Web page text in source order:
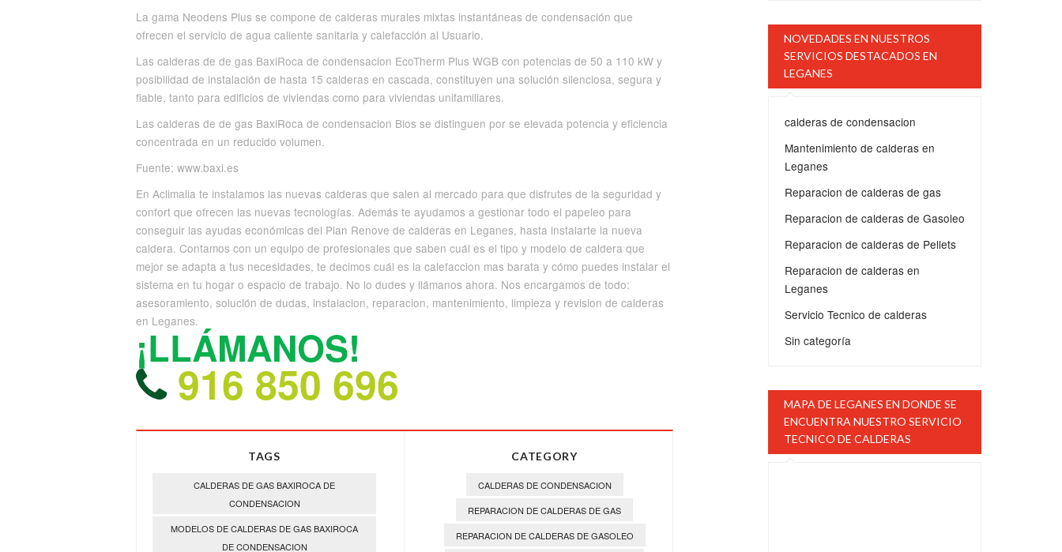
La gama Neodens Plus se compone de calderas murales mixtas instantáneas de condensación que
ofrecen el servicio de agua caliente sanitaria y calefacción al Usuario.
Las calderas de de gas BaxiRoca de condensacion EcoTherm Plus WGB con potencias de 50 a 110 kW y
posibilidad de instalación de hasta 15 calderas en cascada, constituyen una solución silenciosa, segura y
fiable, tanto para edificios de viviendas como para viviendas unifamiliares.
Las calderas de de gas BaxiRoca de condensacion Bios se distinguen por se elevada potencia y eficiencia
concentrada en un reducido volumen.
Fuente: www.baxi.es
En Aclimalia te instalamos las nuevas calderas que salen al mercado para que disfrutes de la seguridad y
confort que ofrecen las nuevas tecnologías. Además te ayudamos a gestionar todo el papeleo para
conseguir las ayudas económicas del Plan Renove de calderas en Leganes, hasta instalarte la nueva
caldera. Contamos con un equipo de profesionales que saben cuál es el tipo y modelo de caldera que
mejor se adapta a tus necesidades, te decimos cuál es la calefaccion mas barata y cómo puedes instalar el
sistema en tu hogar o espacio de trabajo. No lo dudes y llámanos ahora. Nos encargamos de todo:
asesoramiento, solución de dudas, instalacion, reparacion, mantenimiento, limpieza y revision de calderas
en Leganes.
¡LLÁMANOS!
916 850 696
TAGS
CALDERAS DE GAS BAXIROCA DE
CONDENSACION
MODELOS DE CALDERAS DE GAS BAXIROCA
DE CONDENSACION
CATEGORY
CALDERAS DE CONDENSACION
REPARACION DE CALDERAS DE GAS
REPARACION DE CALDERAS DE GASOLEO
NOVEDADES EN NUESTROS
SERVICIOS DESTACADOS EN
LEGANES
calderas de condensacion
Mantenimiento de calderas en
Leganes
Reparacion de calderas de gas
Reparacion de calderas de Gasoleo
Reparacion de calderas de Pellets
Reparacion de calderas en
Leganes
Servicio Tecnico de calderas
Sin categoría
MAPA DE LEGANES EN DONDE SE
ENCUENTRA NUESTRO SERVICIO
TECNICO DE CALDERAS